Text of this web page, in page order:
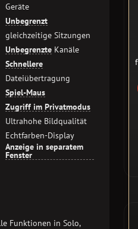
Geräte
Unbegrenzt
gleichzeitige Sitzungen
Unbegrenzte Kanäle
Schnellere
Dateiübertragung
Spiel-Maus
Zugriff im Privatmodus
Ultrahohe Bildqualität
Echtfarben-Display
Anzeige in separatem
Fenster
Funktionen in Solo,